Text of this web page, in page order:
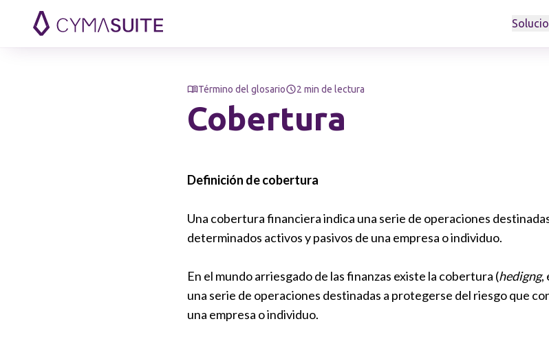
Término del glosario 2 min de lectura
Cobertura
Definición de cobertura
Una cobertura financiera indica una serie de operaciones
determinados activos y pasivos de una empresa o individuo.
En el mundo arriesgado de las finanzas existe la cobertura (hedigng,
una serie de operaciones destinadas a protegerse del riesgo que
una empresa o individuo.